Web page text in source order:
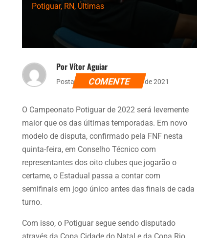
Potiguar, RN, Últimas
Por Vítor Aguiar
Postado dia 17 de novembro de 2021
COMENTE
O Campeonato Potiguar de 2022 será levemente
maior que os das últimas temporadas. Em novo
modelo de disputa, confirmado pela FNF nesta
quinta-feira, em Conselho Técnico com
representantes dos oito clubes que jogarão o
certame, o Estadual passa a contar com
semifinais em jogo único antes das finais de cada
turno.
Com isso, o Potiguar segue sendo disputado
através da Copa Cidade do Natal e da Copa Rio